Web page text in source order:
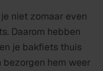
niet zomaar even
Daarom hebben
je bakfiets thuis
bezorgen hem weer